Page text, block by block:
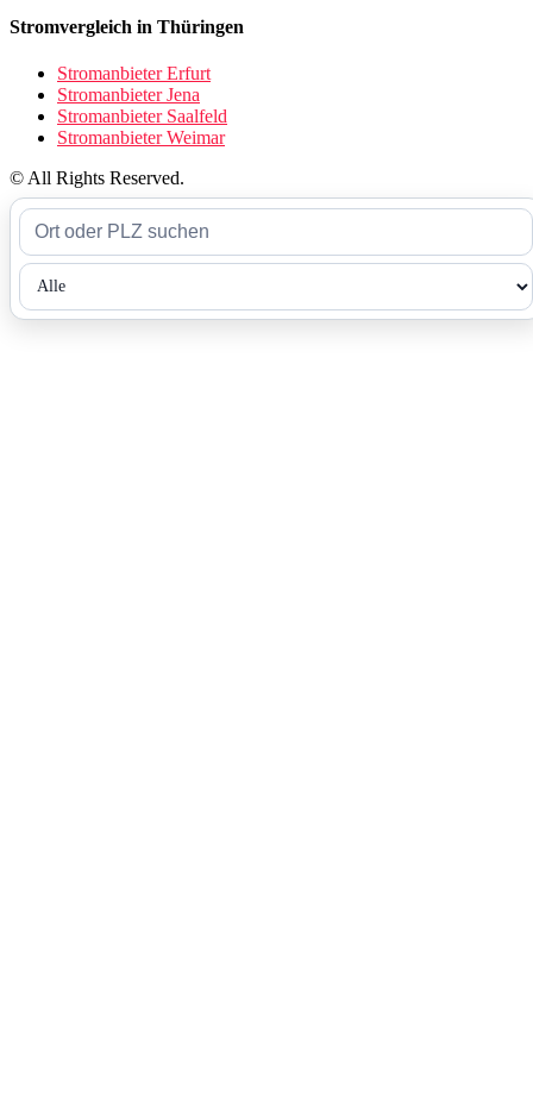
Stromvergleich in Thüringen
Stromanbieter Erfurt
Stromanbieter Jena
Stromanbieter Saalfeld
Stromanbieter Weimar
© All Rights Reserved.